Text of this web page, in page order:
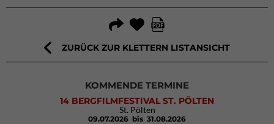
ZURÜCK ZUR KLETTERN LISTANSICHT
KOMMENDE TERMINE
14 BERGFILMFESTIVAL ST. PÖLTEN
St. Pölten
09.07.2026 bis 31.08.2026